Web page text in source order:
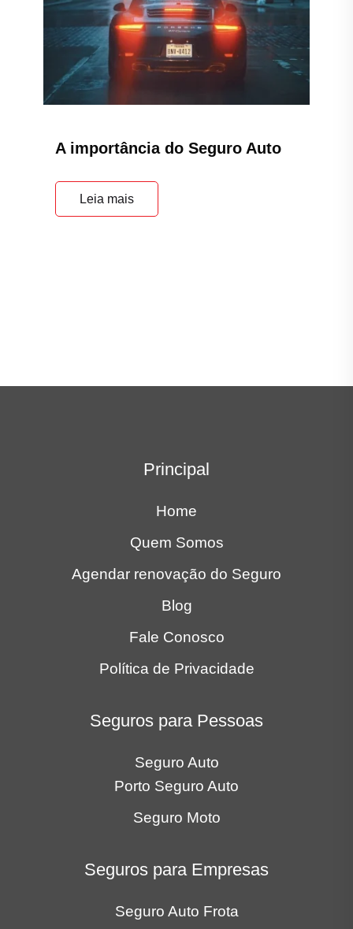
A importância do Seguro Auto
Leia mais
Principal
Home
Quem Somos
Agendar renovação do Seguro
Blog
Fale Conosco
Política de Privacidade
Seguros para Pessoas
Seguro Auto
Porto Seguro Auto
Seguro Moto
Seguros para Empresas
Seguro Auto Frota